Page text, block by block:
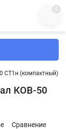
0
СТ1н (компактный)
КОВ-50
Сравнение